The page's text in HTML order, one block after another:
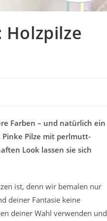
Farben – und natürlich ein
Pinke Pilze mit perlmutt-
Look lassen sie sich
ist, denn wir bemalen nur
deiner Fantasie keine
deiner Wahl verwenden und